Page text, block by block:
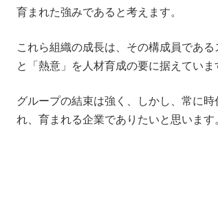
育まれた強みであると考えます。
これら組織の成長は、その構成員であ
と「熱意」を人材育成の要に据えていま
グループの結束は強く、しかし、常に
れ、育まれる企業でありたいと思います